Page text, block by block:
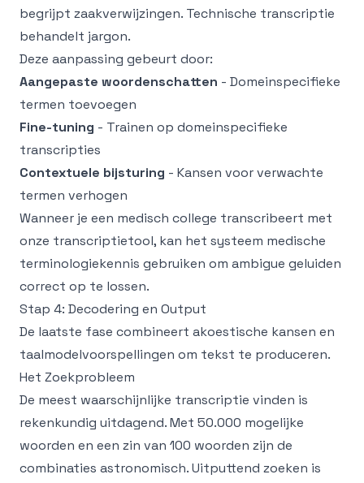
begrijpt zaakverwijzingen. Technische transcriptie
behandelt jargon.
Deze aanpassing gebeurt door:
Aangepaste woordenschatten - Domeinspecifieke
termen toevoegen
Fine-tuning - Trainen op domeinspecifieke
transcripties
Contextuele bijsturing - Kansen voor verwachte
termen verhogen
Wanneer je een medisch college transcribeert met
onze transcriptietool, kan het systeem medische
terminologiekennis gebruiken om ambigue geluiden
correct op te lossen.
Stap 4: Decodering en Output
De laatste fase combineert akoestische kansen en
taalmodelvoorspellingen om tekst te produceren.
Het Zoekprobleem
De meest waarschijnlijke transcriptie vinden is
rekenkundig uitdagend. Met 50.000 mogelijke
woorden en een zin van 100 woorden zijn de
combinaties astronomisch. Uitputtend zoeken is